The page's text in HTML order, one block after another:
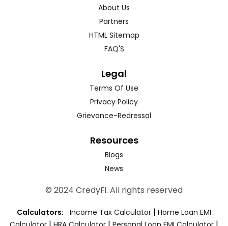
About Us
Partners
HTML Sitemap
FAQ'S
Legal
Terms Of Use
Privacy Policy
Grievance-Redressal
Resources
Blogs
News
© 2024 CredyFi. All rights reserved
Calculators: Income Tax Calculator | Home Loan EMI